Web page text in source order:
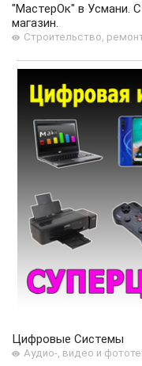
"МастерОк" в Усмани.
магазин.
Строительство,
Цифровые Системы
Аудио-, видео и